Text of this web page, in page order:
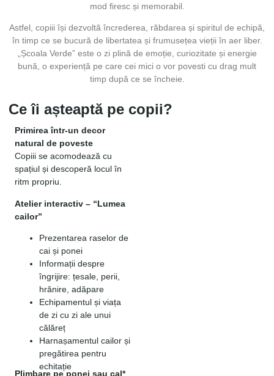
mod firesc și memorabil.
Astfel, copiii își dezvoltă încrederea, răbdarea și spiritul de echipă,
în timp ce se bucură de libertatea și frumusețea vieții în aer liber.
„Școala Verde” este o zi plină de emoție, curiozitate și energie
bună, o experiență pe care cei mici o vor povesti cu drag mult
timp după ce se încheie.
Ce îi așteaptă pe copii?
Primirea într-un decor
natural de poveste
Copiii se acomodează cu
spațiul și descoperă locul în
ritm propriu.
Atelier interactiv – “Lumea
cailor”
Prezentarea raselor de
cai și ponei
Informații despre
îngrijire: țesale, perii,
hrănire, adăpare
Echipamentul și viața
de zi cu zi ale unui
călăreț
Harnașamentul cailor și
pregătirea pentru
echitație
Plimbare pe ponei sau cal*